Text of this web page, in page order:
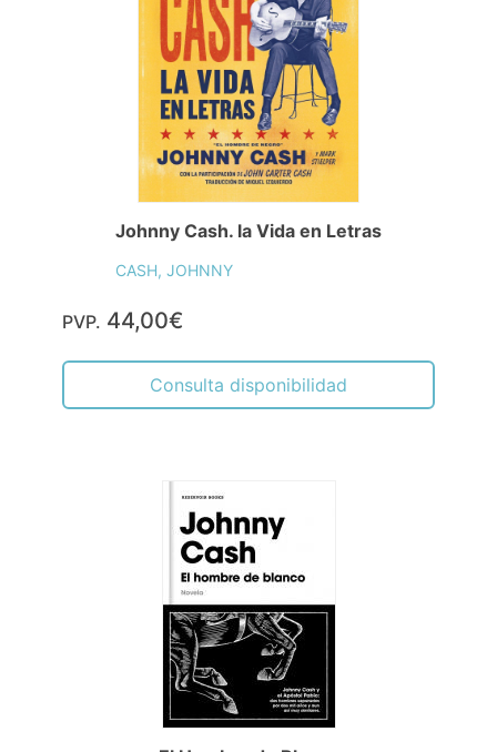
Johnny Cash. la Vida en Letras
CASH, JOHNNY
PVP. 44,00€
Consulta disponibilidad